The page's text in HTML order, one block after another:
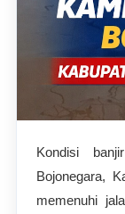
Kondisi
Bojonegara,
memenuhi